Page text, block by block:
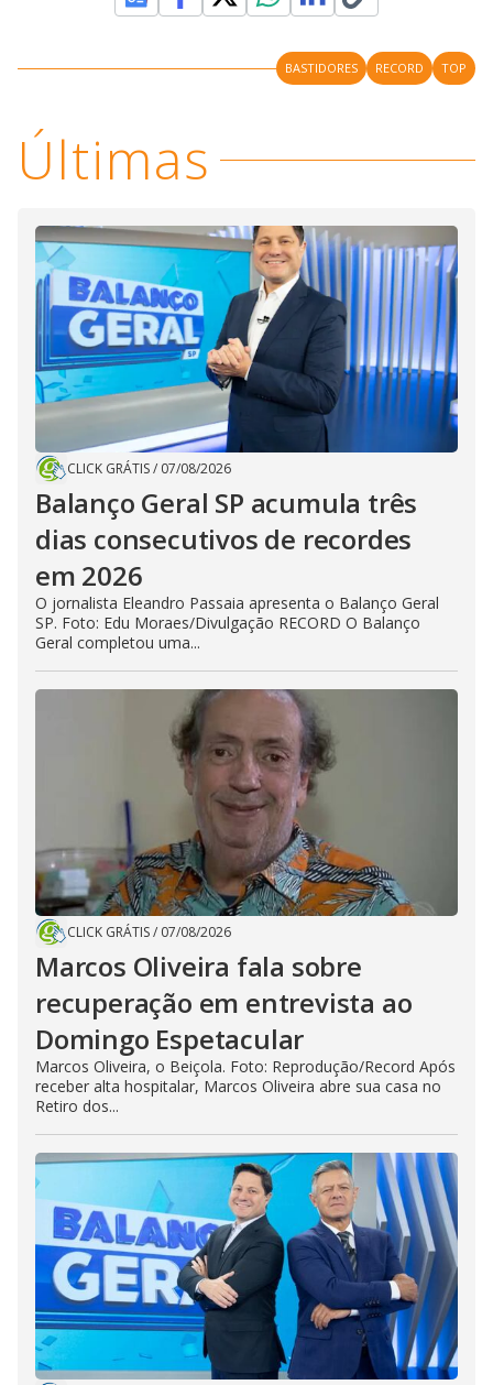
BASTIDORES RECORD TOP
Últimas
CLICK GRÁTIS/ 07/08/2026
Balanço Geral SP acumula três
dias consecutivos de recordes
em 2026
O jornalista Eleandro Passaia apresenta o Balanço Geral
SP. Foto: Edu Moraes/Divulgação RECORD O Balanço
Geral completou uma...
CLICK GRÁTIS/ 07/08/2026
Marcos Oliveira fala sobre
recuperação em entrevista ao
Domingo Espetacular
Marcos Oliveira, o Beiçola. Foto: Reprodução/Record Após
receber alta hospitalar, Marcos Oliveira abre sua casa no
Retiro dos...